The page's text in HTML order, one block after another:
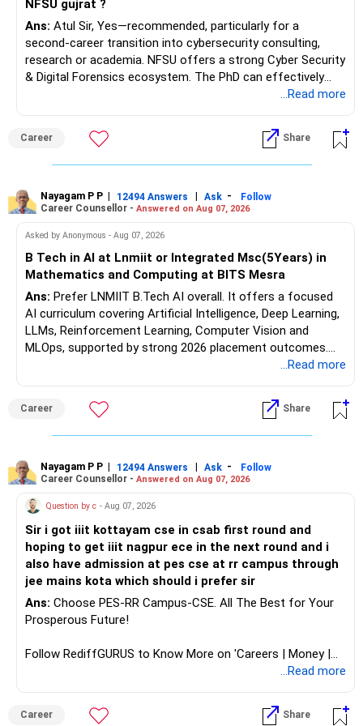
NFSU gujrat ?
Ans: Atul Sir, Yes—recommended, particularly for a
second-career transition into cybersecurity consulting,
research or academia. NFSU offers a strong Cyber Security
& Digital Forensics ecosystem. The PhD can effectively
leverage 20 years of software testing and audit experience
forensic auditing, compliance and research. It requires a
substantial 4–6-year commitment, sustained research and
publications, making it most valuable for long-term
opportunities. All The Best for Your Prosperous Future, Sir!
Follow RediffGURUS to Know More on 'Careers | Money |
...Read more
Career Share
Nayagam P P | 12494 Answers | Ask -
Follow
Career Counsellor - Answered on Aug 07, 2026
Asked by Anonymous - Aug 07, 2026
B Tech in AI at Lnmiit or Integrated Msc(5Years) in
Mathematics and Computing at BITS Mesra
Ans: Prefer LNMIIT B.Tech AI overall. It offers a focused
AI curriculum covering Artificial Intelligence, Deep Learning,
LLMs, Reinforcement Learning, Computer Vision and
MLOps, supported by strong 2026 placement outcomes.
Choose BIT Mesra’s Integrated M.Sc. Mathematics &
aptitude and is targeting Quant, research, advanced
analytics or a PhD. All The Best for Your Prosperous
Future!
Follow RediffGURUS to Know More on 'Careers | Money |
Health | Relationships'.
...Read more
Career Share
Nayagam P P | 12494 Answers | Ask -
Follow
Career Counsellor - Answered on Aug 07, 2026
Question by c - Aug 07, 2026
Sir i got iiit kottayam cse in csab first round and
hoping to get iiit nagpur ece in the next round and i
also have admission at pes cse at rr campus through
jee mains kota which should i prefer sir
Ans: Choose PES-RR Campus-CSE. All The Best for Your
Prosperous Future!
Follow RediffGURUS to Know More on 'Careers | Money |
...Read more
Career Share